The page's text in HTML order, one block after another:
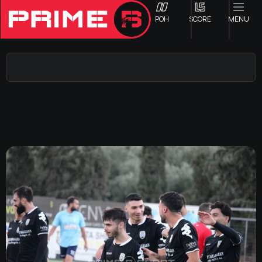
ΡΟΗ SCORE MENU
Α1 ΕΠΣΗ
Α2 ΕΠΣΗ
Β1 ΕΠΣΗ
Β2 ΕΠΣΗ